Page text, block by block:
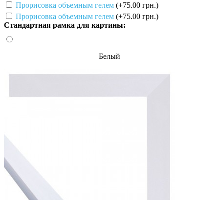
Прорисовка объемным гелем (+75.00 грн.)
Прорисовка объемным гелем (+75.00 грн.)
Стандартная рамка для картины:
Белый